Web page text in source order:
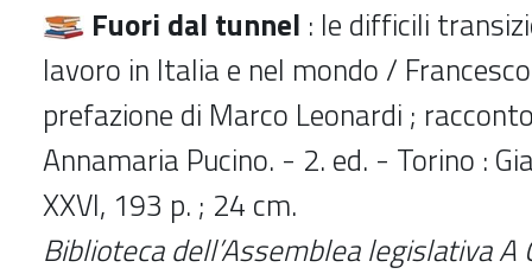
Fuori dal tunnel : le difficili
lavoro in Italia e nel mondo /
prefazione di Marco Leonardi ;
Annamaria Pucino. - 2. ed. - Torino :
XXVI, 193 p. ; 24 cm.
Biblioteca dell’Assemblea legislativaA